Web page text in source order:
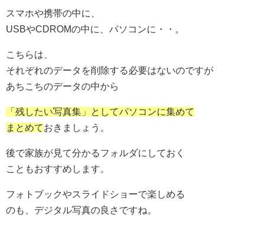
スマホや携帯の中に、
USBやCDROMの中に、パソコンに・・。
こちらは、
それぞれのデータを削除する必要はないのですが
あちこちのデータの中から
「残したい写真集」としてパソコンに集めて
まとめておきましょう。
後で家族が見て分かるフォルダにしておく
こともおすすめします。
フォトブックやスライドショーで楽しめる
のも、デジタル写真の良さですね。